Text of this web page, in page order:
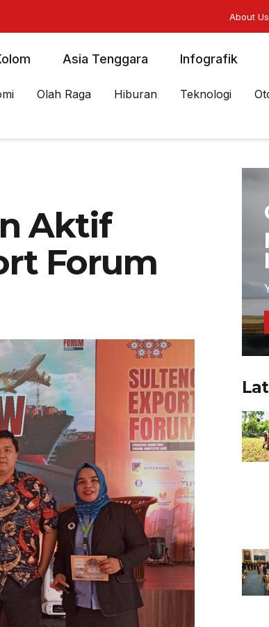
About Us
Asia Tenggara
Infografik
Olah Raga Hiburan Teknologi
Aktif
Forum